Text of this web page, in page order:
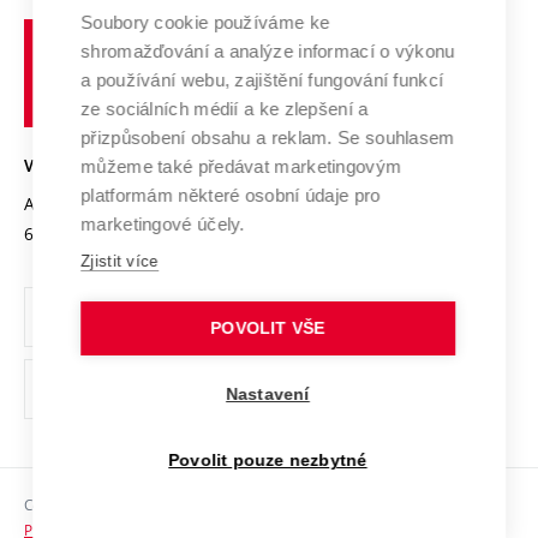
Výzkumné infrastruktury
Transfer znalostí
Open Science
Projekty
Projekty ze strukturálních fondů
Specifický výzkum
Spolupráce se školami
Služby univerzity
Mezinárodní dohody
Univerzitní sítě
Profil univerzity
Udržitelná univerzita
Podnikavá univerzita / ContriBUTe
Bezpečná univerzita
Vyznamenání
Organizační struktura
Ochrana osobních údajů
odkaz)
Sociální bezpečí
učení
technické
VYSOKÉ UČENÍ TECHNICKÉ V BRNĚ
Antonínská 548/1
602 00 Brno
www.vut.cz
vut@vutbr.cz
Copyright © 2026 VUT
Prohlášení o přístupnosti
Soubory cookie používáme ke
shromažďování a analýze informací o výkonu
a používání webu, zajištění fungování funkcí
ze sociálních médií a ke zlepšení a
přizpůsobení obsahu a reklam. Se souhlasem
můžeme také předávat marketingovým
platformám některé osobní údaje pro
marketingové účely.
Zjistit více
POVOLIT VŠE
Nastavení
Povolit pouze nezbytné